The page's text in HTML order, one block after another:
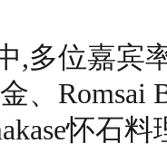
,多位嘉宾
、Romsai
怀石料